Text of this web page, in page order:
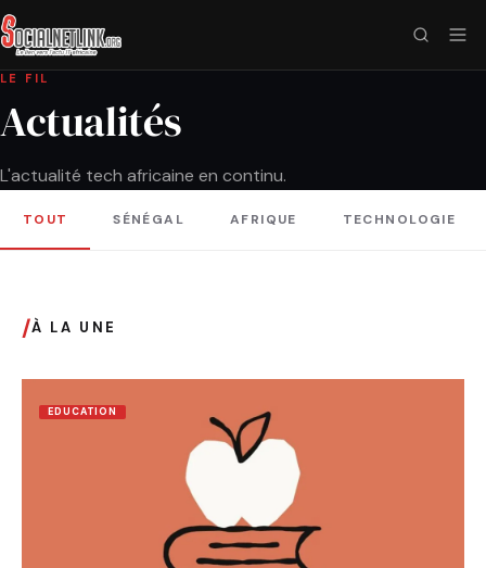
LE FIL
Actualités
L'actualité tech africaine en continu.
TOUT SÉNÉGAL AFRIQUE TECHNOLOGIE
/À LA UNE
EDUCATION